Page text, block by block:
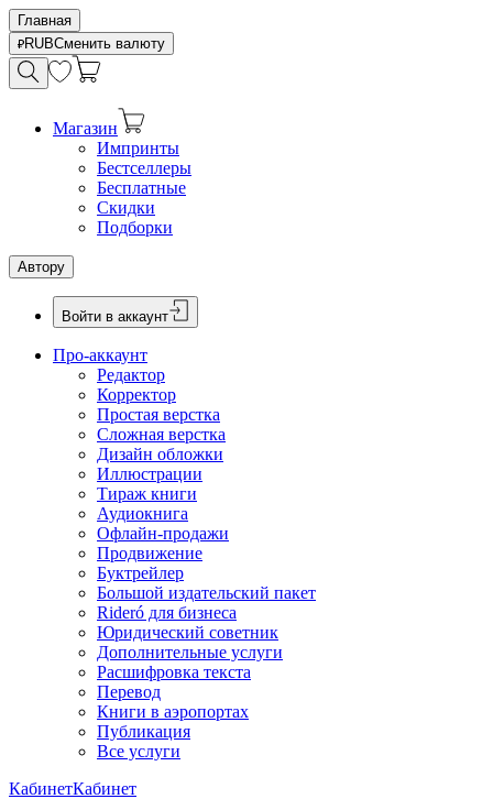
Главная
RUBСменить валюту
Магазин
Импринты
Бестселлеры
Бесплатные
Скидки
Подборки
Автору
Войти в аккаунт
Про-аккаунт
Редактор
Корректор
Простая верстка
Сложная верстка
Дизайн обложки
Иллюстрации
Тираж книги
Аудиокнига
Офлайн-продажи
Продвижение
Буктрейлер
Большой издательский пакет
Rideró для бизнеса
Юридический советник
Дополнительные услуги
Расшифровка текста
Перевод
Книги в аэропортах
Публикация
Все услуги
КабинетКабинет